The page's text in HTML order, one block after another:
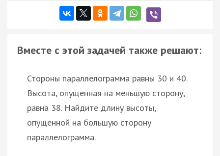
Вместе с этой задачей также решают:
Стороны параллелограмма равны 30 и 40.
Высота, опущенная на меньшую сторону,
равна 38. Найдите длину высоты,
опущенной на большую сторону
параллелограмма.